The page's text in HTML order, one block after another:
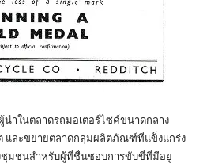
นำในตลาดรถมอเตอร์ไซค์ขนาดกลาง
และขยายตลาดกลุ่มผลิตภัณฑ์ที่แข็งแกร่ง
ชุมชนสำหรับผู้ที่ชื่นชอบการขับขี่ที่มีอยู่